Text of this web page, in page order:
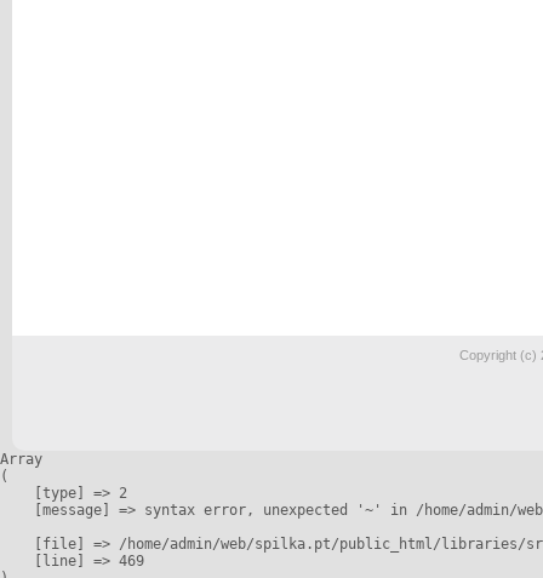
Copyright (c)
Array
(
    [type] => 2
[message] => syntax error, unexpected '~' in /home/admin/
[file] => /home/admin/web/spilka.pt/public_html/libraries/
    [line] => 469